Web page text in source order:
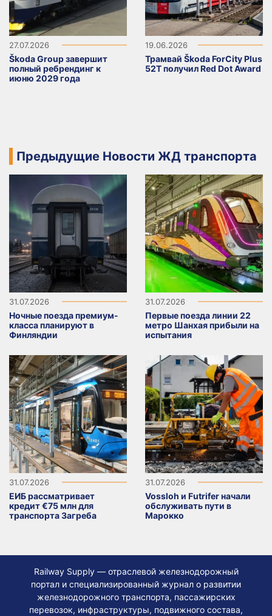
27.07.2026
Škoda Group завершит
полный ребрендинг к
июню 2029 года
19.06.2026
Трамвай Škoda ForCity Plus
52T получил Red Dot Award
Предыдущие Новости ЖД транспорта
31.07.2026
Ночные поезда премиум-
класса планируют в
Финляндии
31.07.2026
Первые поезда линии 22
метро Шанхая прибыли на
испытания
31.07.2026
ЕИБ рассматривает
кредит €75 млн для
транспорта Загреба
31.07.2026
Vossloh и Futrifer начали
обслуживать пути в
Марокко
Railway Supply — отраслевой железнодорожный
портал и специализированный журнал о развитии
железнодорожного транспорта, пассажирских
перевозок, инфраструктуры, подвижного состава,